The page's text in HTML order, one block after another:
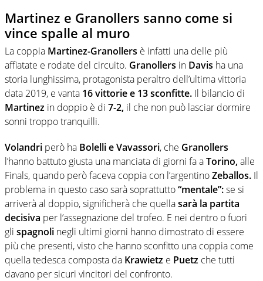
Martinez e Granollers sanno come si
vince spalle al muro
La coppia Martinez-Granollers è infatti una delle più
affiatate e rodate del circuito. Granollers in Davis ha una
storia lunghissima, protagonista peraltro dell’ultima vittoria
data 2019, e vanta 16 vittorie e 13 sconfitte. Il bilancio di
Martinez in doppio è di 7-2, il che non può lasciar dormire
sonni troppo tranquilli.
Volandri però ha Bolelli e Vavassori, che Granollers
l’hanno battuto giusta una manciata di giorni fa aTorino,alle
Finals, quando però faceva coppia con l’argentinoZeballos. Il
problema in questo caso sarà soprattutto“mentale”:se si
arriverà al doppio, significherà che quellasarà la partita
decisiva per l’assegnazione del trofeo. E nei dentro o fuori
gli spagnoli negli ultimi giorni hanno dimostrato di essere
più che presenti, visto che hanno sconfitto una coppia come
quella tedesca composta da Krawietz e Puetz che tutti
davano per sicuri vincitori del confronto.